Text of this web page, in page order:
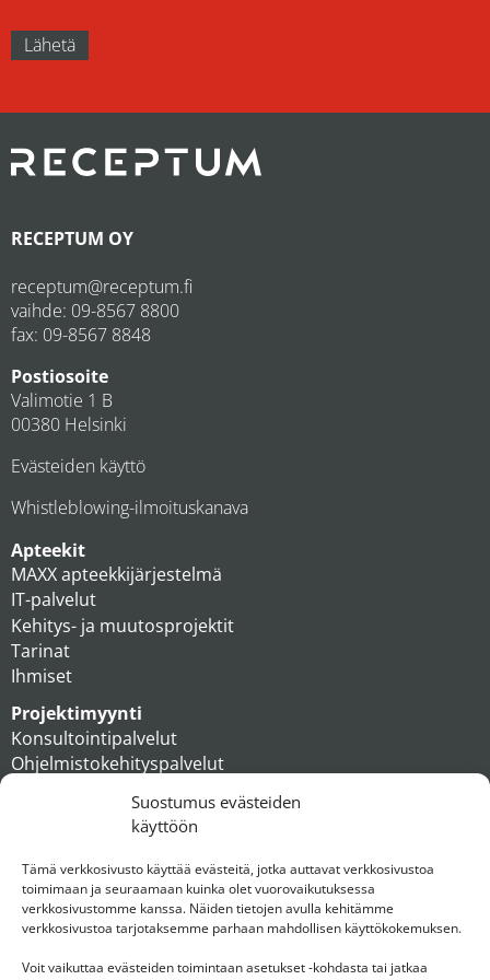
Suostumus evästeiden
käyttöön
Tämä verkkosivusto käyttää evästeitä, jotka auttavat verkkosivustoa
toimimaan ja seuraamaan kuinka olet vuorovaikutuksessa
verkkosivustomme kanssa. Näiden tietojen avulla kehitämme
verkkosivustoa tarjotaksemme parhaan mahdollisen käyttökokemuksen.
Voit vaikuttaa evästeiden toimintaan asetukset -kohdasta tai jatkaa
RECEPTUM OY
receptum@receptum.fi
vaihde: 09-8567 8800
fax: 09-8567 8848
Postiosoite
Valimotie 1 B
00380 Helsinki
Evästeiden käyttö
Whistleblowing-ilmoituskanava
Apteekit
MAXX apteekkijärjestelmä
IT-palvelut
Kehitys- ja muutosprojektit
Tarinat
Ihmiset
Projektimyynti
Konsultointipalvelut
Ohjelmistokehityspalvelut
Ihmiset
Konserni
Ota yhteyttä